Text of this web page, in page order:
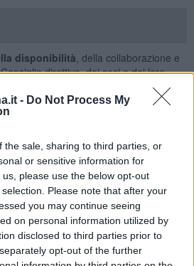
- Do Not Process My
the sale, sharing to third parties, or
or sensitive information for
please use the below opt-out
Please note that after your
you may continue seeing
on personal information utilized by
disclosed to third parties prior to
opt-out of the further
disponibilità , della collaborazione e
direttivo, dei soci e dei loro
anche alle attività effettuate nel
partecipazione e la condivisione dei
attività dell’annata, infatti, da il vero
il senso di appartenente alla
enti territoriali. I services proposti
continuità con l’attività degli anni
Lion oil(novembre 2015), sempre
di raccogliere fondi da
per la scuola elementare di Ciggiano
Boncompagni di